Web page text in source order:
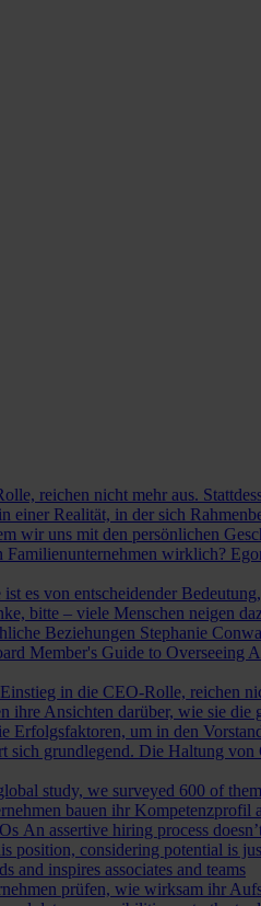
reichen nicht mehr aus.
einer Realität, in der sich
wir uns mit den persönlichen
wirklich?
es von entscheidender
bitte – viele Menschen neigen
Beziehungen Stephanie
Member's Guide to Overseeing
in die CEO-Rolle, reichen
ihre Ansichten darüber, wie sie die
Erfolgsfaktoren, um in den
sich grundlegend. Die Haltung
study, we surveyed 600 of
bauen ihr Kompetenzprofil
An assertive hiring process
considering potential is
inspires associates and teams
prüfen, wie wirksam ihr